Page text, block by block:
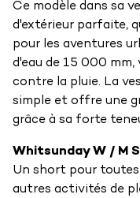
Ce modèle dans sa
d'extérieur parfaite,
pour les aventures
d'eau de 15 000
contre la pluie. La
simple et offre une
grâce à sa forte
Whitsunday W / M
Un short pour
autres activités de